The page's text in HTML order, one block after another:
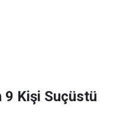
9 Kişi Suçüstü